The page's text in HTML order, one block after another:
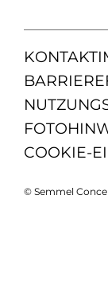
KONTAKT
COOKIE-
© Semmel